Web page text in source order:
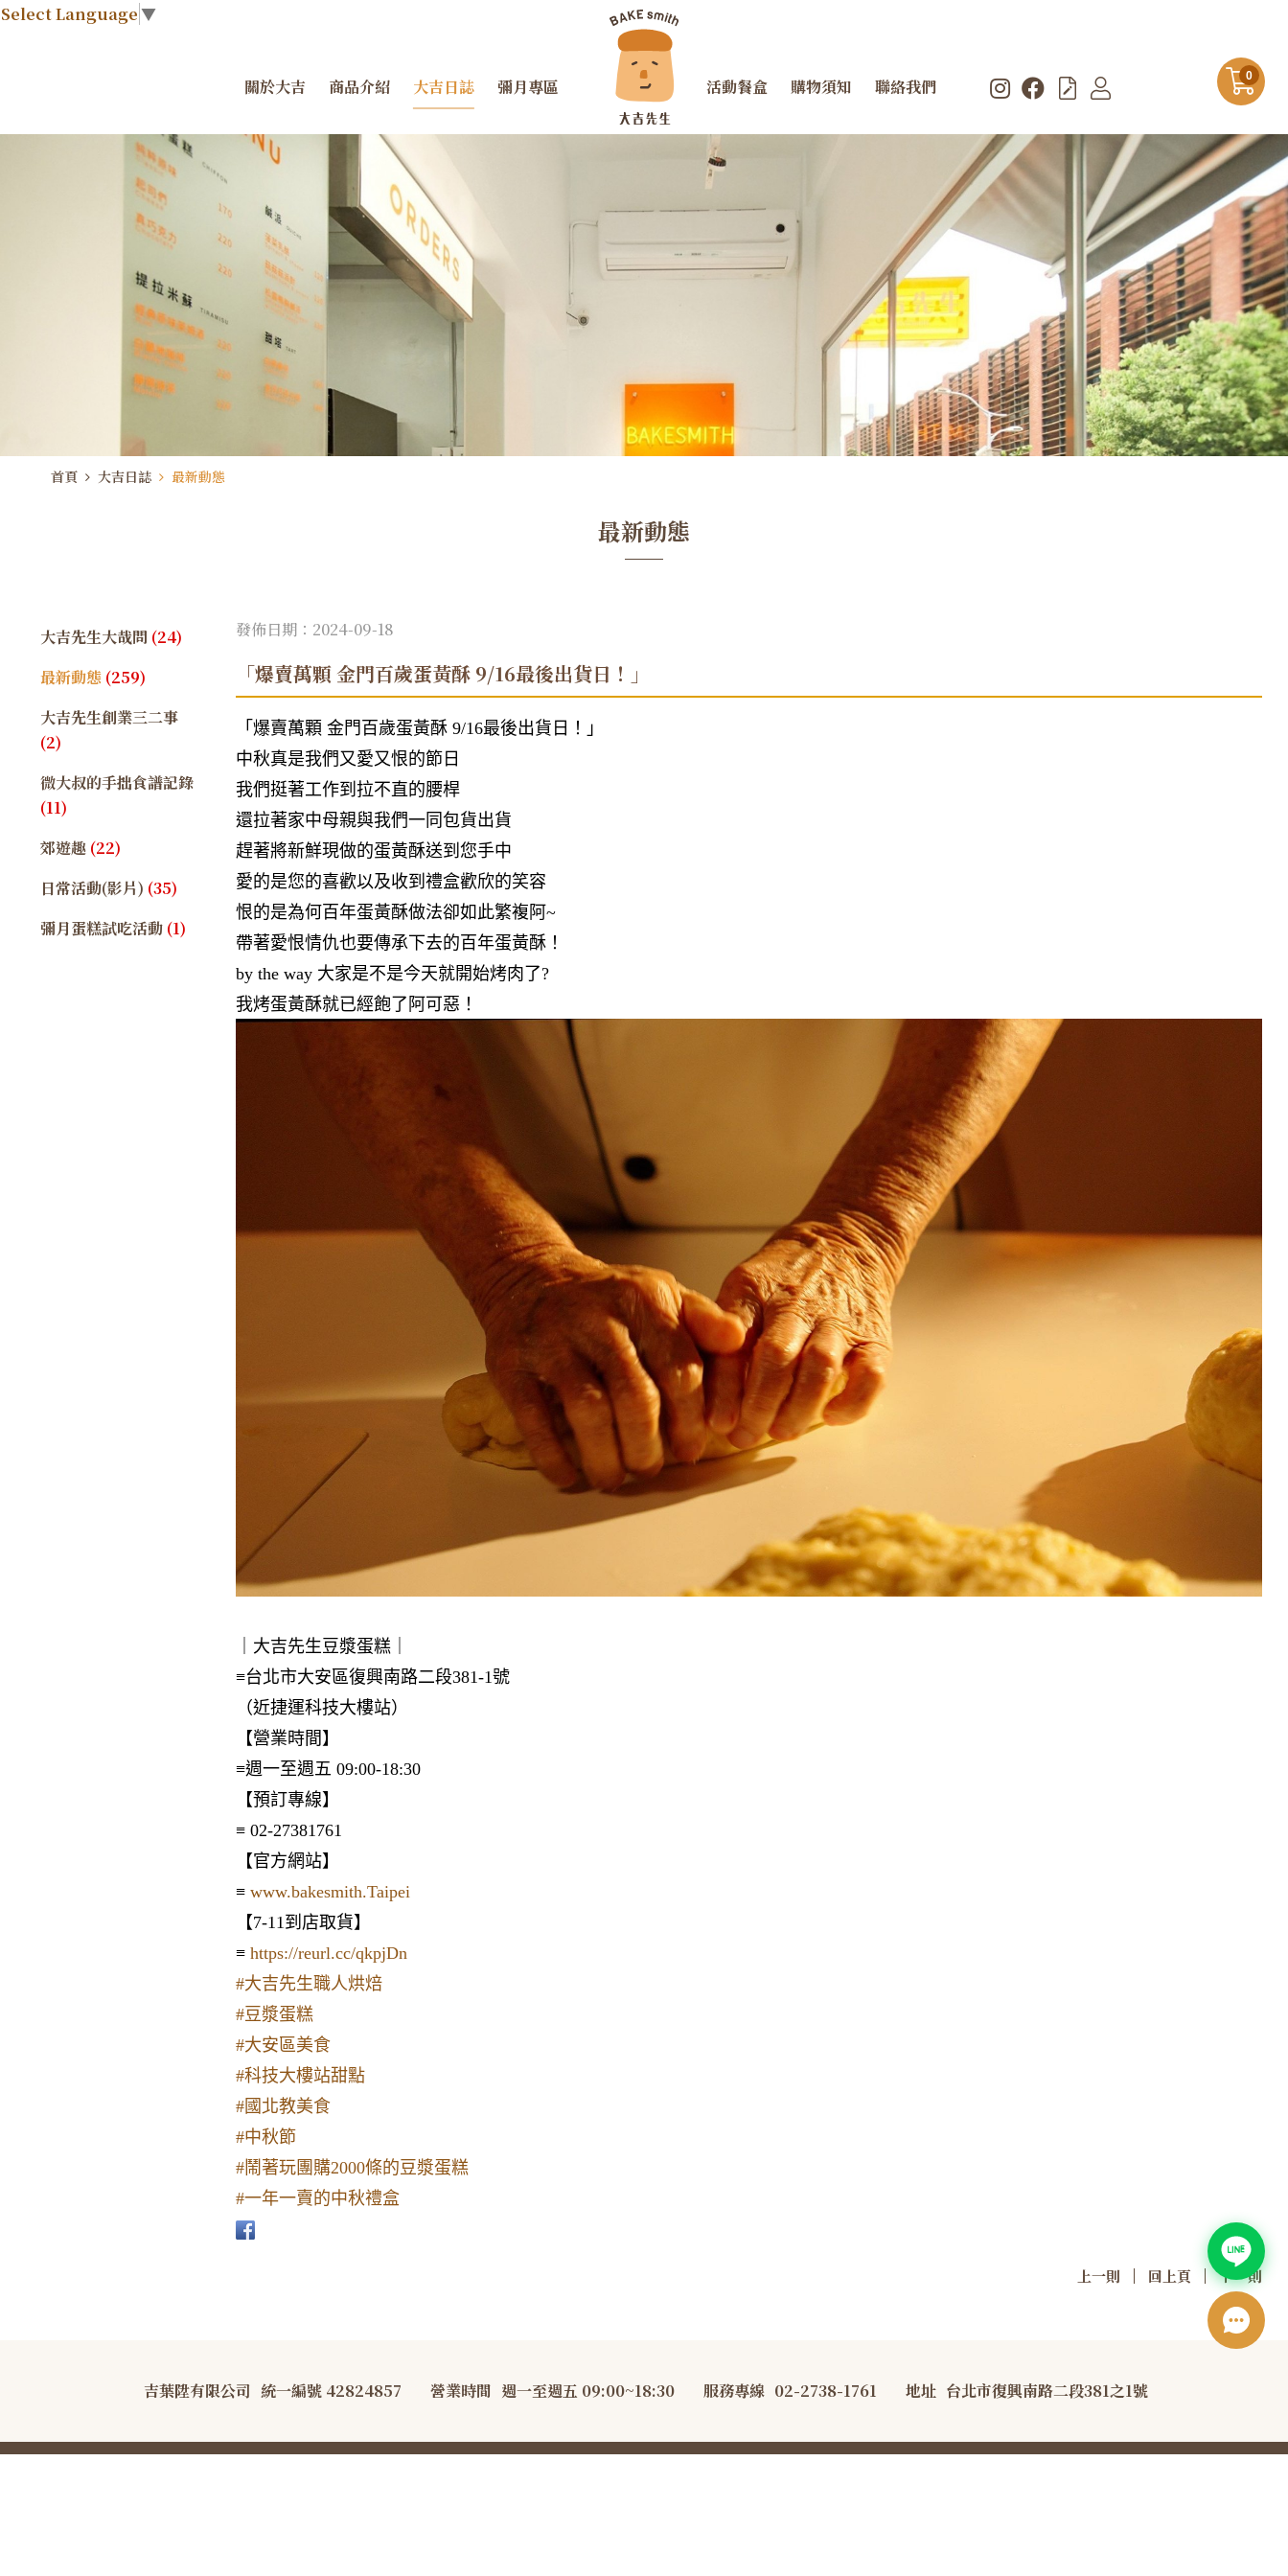
Select Language▼
關於大吉 商品介紹 大吉日誌 彌月專區 活動餐盒 購物須知 聯絡我們
首頁 大吉日誌 最新動態
最新動態
大吉先生大哉問 (24)
最新動態 (259)
大吉先生創業三二事
(2)
微大叔的手拙食譜記錄
(11)
郊遊趣 (22)
日常活動(影片) (35)
彌月蛋糕試吃活動 (1)
發佈日期：2024-09-18
「爆賣萬顆 金門百歲蛋黃酥 9/16最後出貨日！」
「爆賣萬顆 金門百歲蛋黃酥 9/16最後出貨日！」
中秋真是我們又愛又恨的節日
我們挺著工作到拉不直的腰桿
還拉著家中母親與我們一同包貨出貨
趕著將新鮮現做的蛋黃酥送到您手中
愛的是您的喜歡以及收到禮盒歡欣的笑容
恨的是為何百年蛋黃酥做法卻如此繁複阿~
帶著愛恨情仇也要傳承下去的百年蛋黃酥！
by the way 大家是不是今天就開始烤肉了?
我烤蛋黃酥就已經飽了阿可惡！
｜大吉先生豆漿蛋糕｜
≡台北市大安區復興南路二段381-1號
（近捷運科技大樓站）
【營業時間】
≡週一至週五 09:00-18:30
【預訂專線】
≡ 02-27381761
【官方網站】
≡ www.bakesmith.Taipei
【7-11到店取貨】
≡ https://reurl.cc/qkpjDn
#大吉先生職人烘焙
#豆漿蛋糕
#大安區美食
#科技大樓站甜點
#國北教美食
#中秋節
#鬧著玩團購2000條的豆漿蛋糕
#一年一賣的中秋禮盒
上一則 | 回上頁 |下一則
吉葉陞有限公司 統一編號 42824857 營業時間 週一至週五 09:00~18:30 服務專線 02-2738-1761 地址 台北市復興南路二段381之1號
0